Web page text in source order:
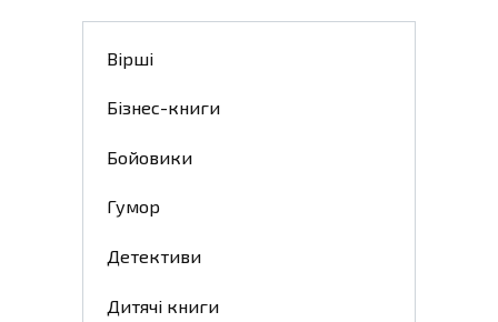
Вірші
Бізнес-книги
Бойовики
Гумор
Детективи
Дитячі книги